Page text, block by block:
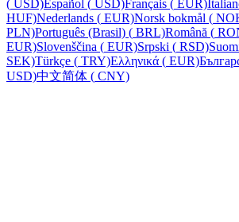
( USD)Español ( USD)Français ( EUR)
HUF)Nederlands ( EUR)Norsk bokmål (
PLN)Português (Brasil) ( BRL)Română (
EUR)Slovenščina ( EUR)Srpski ( RSD)
SEK)Türkçe ( TRY)Ελληνικά ( EUR)
USD)中文简体 ( CNY)